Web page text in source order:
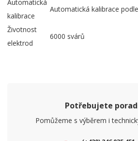
Automatická
kalibrace
Automatická kalibrace
Životnost
elektrod
6000 svárů
Potřebujete
Pomůžeme s výběrem i